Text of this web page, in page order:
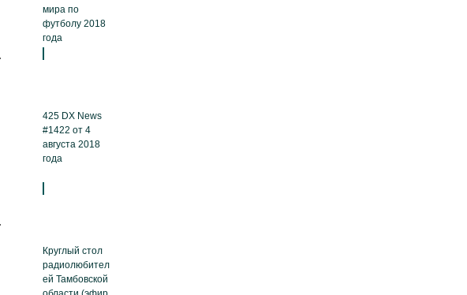
мира по
футболу 2018
года
425 DX News
#1422 от 4
августа 2018
года
Круглый стол
радиолюбител
ей Тамбовской